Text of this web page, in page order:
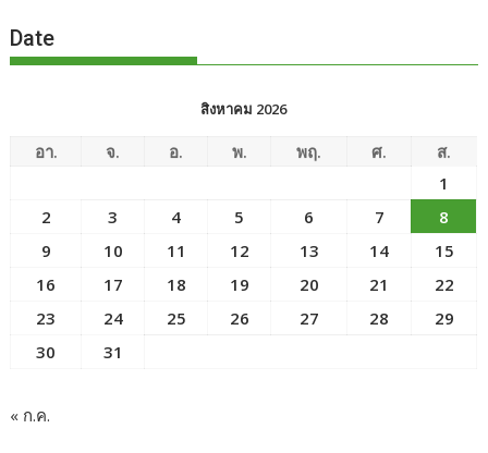
Date
สิงหาคม 2026
อา. จ. อ. พ. พฤ. ศ.
ส.
1
2
3 4 5 6 7
8
9
10 11 12 13 14
15
16
17 18 19 20 21
22
23
24 25 26 27 28
29
30
31
« ก.ค.